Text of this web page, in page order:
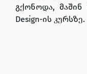
გქონოდა, მაშინ
Design-ის კურსზე.